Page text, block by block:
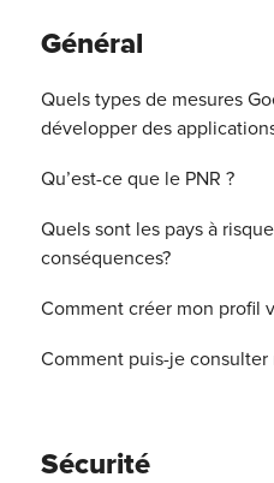
Général
Quels types de mesures
développer des
Qu’est-ce que le PNR ?
Quels sont les pays à
conséquences?
Comment créer mon profil
Comment puis-je consulter
Sécurité